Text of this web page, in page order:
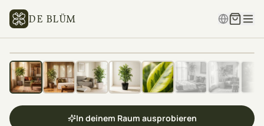
DE BLÜM
In deinem Raum ausprobieren